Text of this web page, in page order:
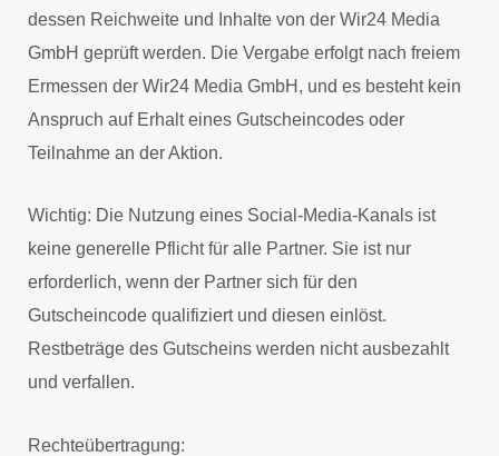
dessen Reichweite und Inhalte von der Wir24 Media
GmbH geprüft werden. Die Vergabe erfolgt nach freiem
Ermessen der Wir24 Media GmbH, und es besteht kein
Anspruch auf Erhalt eines Gutscheincodes oder
Teilnahme an der Aktion.
Wichtig: Die Nutzung eines Social-Media-Kanals ist
keine generelle Pflicht für alle Partner. Sie ist nur
erforderlich, wenn der Partner sich für den
Gutscheincode qualifiziert und diesen einlöst.
Restbeträge des Gutscheins werden nicht ausbezahlt
und verfallen.
Rechteübertragung: